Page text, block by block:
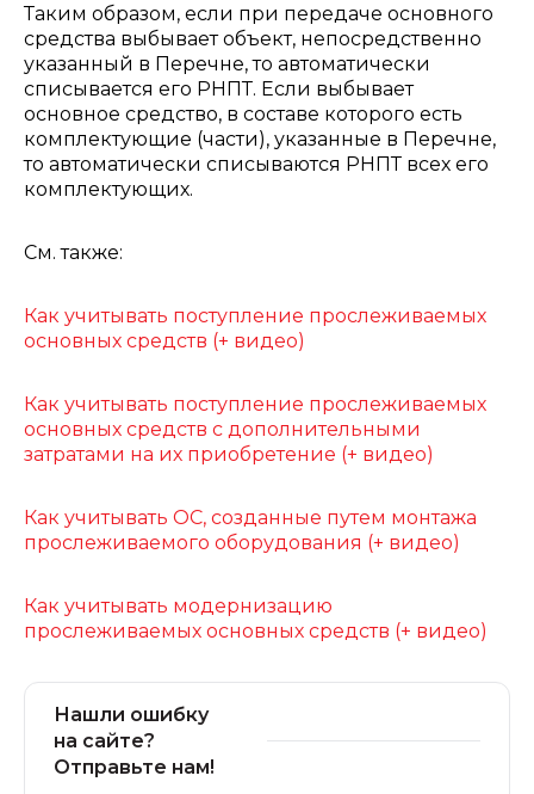
Таким образом, если при передаче основного
средства выбывает объект, непосредственно
указанный в Перечне, то автоматически
списывается его РНПТ. Если выбывает
основное средство, в составе которого есть
комплектующие (части), указанные в Перечне,
то автоматически списываются РНПТ всех его
комплектующих.
См. также:
Как учитывать поступление прослеживаемых
основных средств (+ видео)
Как учитывать поступление прослеживаемых
основных средств с дополнительными
затратами на их приобретение (+ видео)
Как учитывать ОС, созданные путем монтажа
прослеживаемого оборудования (+ видео)
Как учитывать модернизацию
прослеживаемых основных средств (+ видео)
Нашли ошибку
на сайте?
Отправьте нам!